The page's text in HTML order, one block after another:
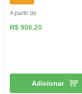
A partir de
R$ 906,20
Adicionar